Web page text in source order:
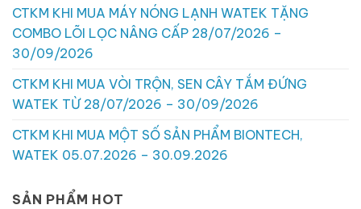
CTKM KHI MUA MÁY NÓNG LẠNH WATEK TẶNG
COMBO LÕI LỌC NÂNG CẤP 28/07/2026 –
30/09/2026
CTKM KHI MUA VÒI TRỘN, SEN CÂY TẮM ĐỨNG
WATEK TỪ 28/07/2026 – 30/09/2026
CTKM KHI MUA MỘT SỐ SẢN PHẨM BIONTECH,
WATEK 05.07.2026 – 30.09.2026
SẢN PHẨM HOT